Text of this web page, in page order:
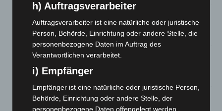
A2: Zweite Turbobaustelle startet zwischen Hannover-West
und Bothfeld
8. August 2026
Niedersachsen: Feuerwehrkräfte kehren nach
Waldbrandeinsatz aus Spanien zurück
7. August 2026
Hannover: Erste Tigermücken-Population in Niedersachsen
entdeckt
h) Auftragsverarbeiter
Auftragsverarbeiter ist eine natürliche oder juristische
Person, Behörde, Einrichtung oder andere Stelle, die
personenbezogene Daten im Auftrag des
Verantwortlichen verarbeitet.
i) Empfänger
Empfänger ist eine natürliche oder juristische Person,
Behörde, Einrichtung oder andere Stelle, der
personenbezogene Daten offengelegt werden,